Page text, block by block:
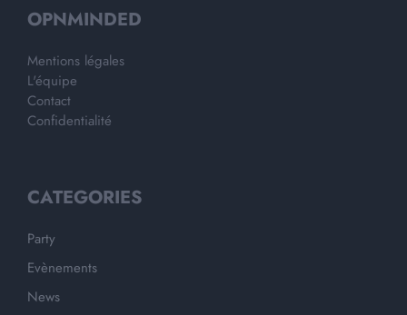
OPNMINDED
Mentions légales
L'équipe
Contact
Confidentialité
CATEGORIES
Party
Evènements
News